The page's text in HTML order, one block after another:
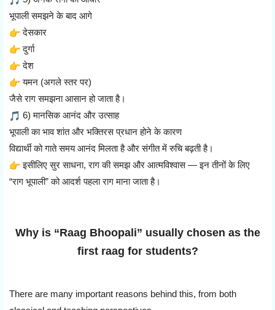
भूपाली समझने के बाद आगे
देसकार
दुर्गा
देश
यमन (अगले स्तर पर)
जैसे राग समझना आसान हो जाता है।
6) मानसिक आनंद और उत्साह
भूपाली का भाव शांत और भक्तिरस प्रधान होने के कारण
विद्यार्थी को गाते समय आनंद मिलता है और संगीत में रुचि बढ़ती है।
इसीलिए सुर साधना, राग की समझ और आत्मविश्वास — इन तीनों के लिए
“राग भूपाली” को आदर्श पहला राग माना जाता है।
Why is “Raag Bhoopali” usually chosen as the
first raag for students?
There are many important reasons behind this, from both